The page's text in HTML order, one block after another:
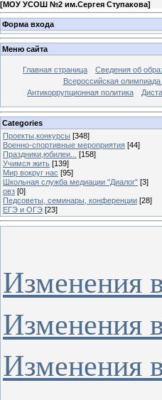
[МОУ УСОШ №2 им.Сергея Ступакова]
Форма входа
Меню сайта
Главная страница Сведения об
Всероссийская
Антикоррупционная политика
Categories
Проекты,конкурсы [348]
Военно-спортивные мероприятия [44]
Праздники,юбилеи...
[158]
Учимся жить [139]
Мир вокруг нас [95]
Школьная служба медиации "Диалог" [3]
овз [0]
Педсоветы, семинары, конференции [28]
ЕГЭ и ОГЭ [23]